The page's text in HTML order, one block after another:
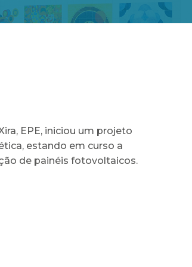
EPE, iniciou um projeto
estando em curso a
de painéis fotovoltaicos.